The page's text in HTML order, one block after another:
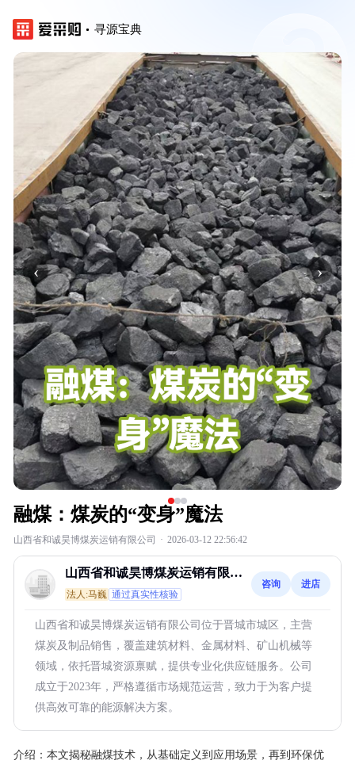
寻源宝典
‹ ›
融煤：煤炭的“变身”魔法
山西省和诚昊博煤炭运销有限公司 · 2026-03-12 22:56:42
山西省和诚昊博煤炭运销有限公
司
法人:马巍 通过真实性核验
咨询 进店
山西省和诚昊博煤炭运销有限公司位于晋城市城区，主营
煤炭及制品销售，覆盖建筑材料、金属材料、矿山机械等
领域，依托晋城资源禀赋，提供专业化供应链服务。公司
成立于2023年，严格遵循市场规范运营，致力于为客户提
供高效可靠的能源解决方案。
介绍： 本文揭秘融煤技术，从基础定义到应用场景，再到环保优